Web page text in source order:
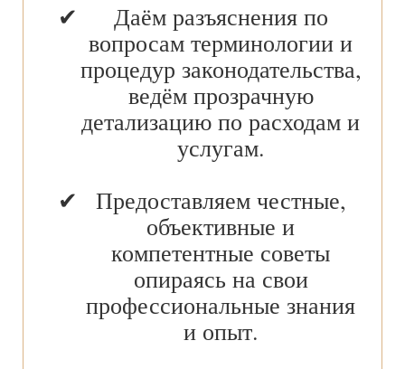
Даём разъяснения по
вопросам терминологии и
процедур законодательства,
ведём прозрачную
детализацию по расходам и
услугам.
Предоставляем честные,
объективные и
компетентные советы
опираясь на свои
профессиональные знания
и опыт.